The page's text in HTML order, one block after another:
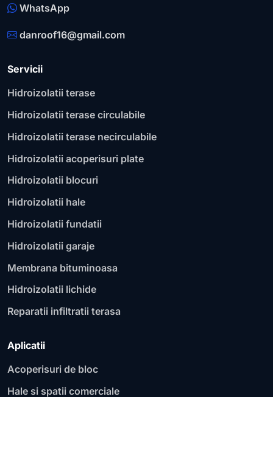
WhatsApp
danroof16@gmail.com
Servicii
Hidroizolatii terase
Hidroizolatii terase circulabile
Hidroizolatii terase necirculabile
Hidroizolatii acoperisuri plate
Hidroizolatii blocuri
Hidroizolatii hale
Hidroizolatii fundatii
Hidroizolatii garaje
Membrana bituminoasa
Hidroizolatii lichide
Reparatii infiltratii terasa
Aplicatii
Acoperisuri de bloc
Hale si spatii comerciale